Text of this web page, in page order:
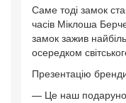
Саме тоді замок
часів Міклоша
замок зажив
осередком
Презентацію
— Це наш